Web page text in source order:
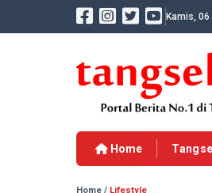
Kamis,
Home
Home / Lifestyle